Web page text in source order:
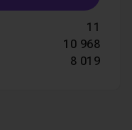
11
10 968
8 019